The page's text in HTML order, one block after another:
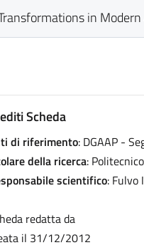
in
Scheda
di riferimento: DGAAP -
della ricerca:
scientifico: Fulvo
redatta da
il 31/12/2012